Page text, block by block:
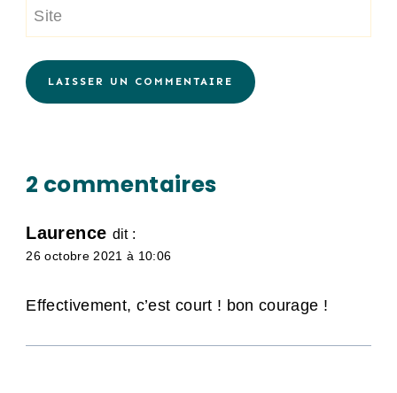
Site
2 commentaires
Laurence dit :
26 octobre 2021 à 10:06
Effectivement, c’est court ! bon courage !